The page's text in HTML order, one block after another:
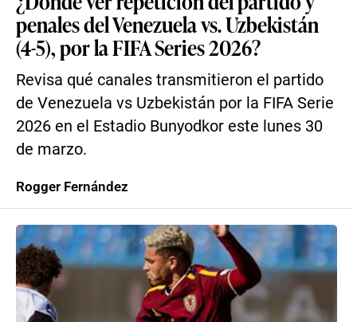
penales del Venezuela vs. Uzbekistán
(4-5), por la FIFA Series 2026?
Revisa qué canales transmitieron el partido
de Venezuela vs Uzbekistán por la FIFA Serie
2026 en el Estadio Bunyodkor este lunes 30
de marzo.
Rogger Fernández